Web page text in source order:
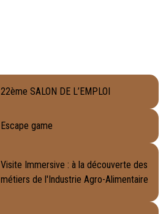
22ème SALON DE L’EMPLOI
Escape game
Visite Immersive : à la découverte des
métiers de l'Industrie Agro-Alimentaire